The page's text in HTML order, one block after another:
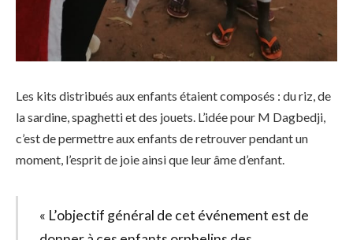
Les kits distribués aux enfants étaient composés : du riz, de
la sardine, spaghetti et des jouets. L’idée pour M Dagbedji,
c’est de permettre aux enfants de retrouver pendant un
moment, l’esprit de joie ainsi que leur âme d’enfant.
« L’objectif général de cet événement est de